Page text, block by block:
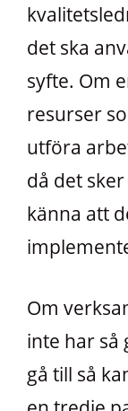
det ska
syfte. Om
resurser
utföra
då det
känna att
Om
inte har så
gå till så